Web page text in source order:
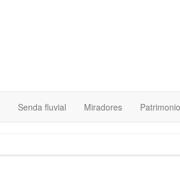
Senda fluvial Miradores Patrimonio